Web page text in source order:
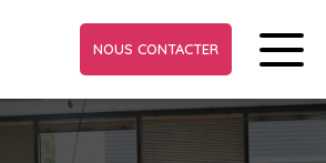
NOUS CONTACTER